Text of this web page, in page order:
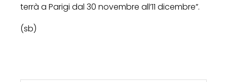
terrà a Parigi dal 30 novembre all’11 dicembre”.
(sb)